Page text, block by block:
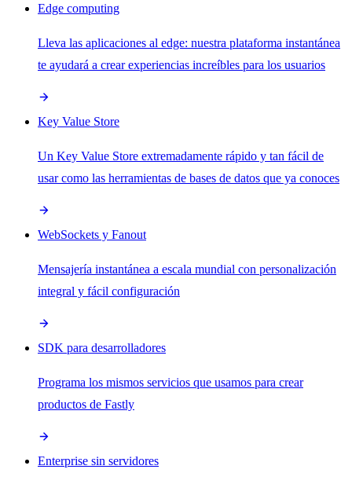
Edge computing
Lleva las aplicaciones al edge: nuestra plataforma instantánea
te ayudará a crear experiencias increíbles para los usuarios
Key Value Store
Un Key Value Store extremadamente rápido y tan fácil de
usar como las herramientas de bases de datos que ya conoces
WebSockets y Fanout
Mensajería instantánea a escala mundial con personalización
integral y fácil configuración
SDK para desarrolladores
Programa los mismos servicios que usamos para crear
productos de Fastly
Enterprise sin servidores